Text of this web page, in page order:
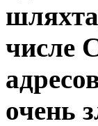
числе
очень